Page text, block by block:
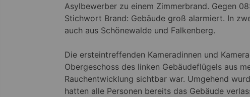
Asylbewerber zu einem Zimmerbrand. Gegen
Stichwort Brand: Gebäude groß alarmiert. In
auch aus Schönewalde und Falkenberg.
Die ersteintreffenden Kameradinnen und
Obergeschoss des linken Gebäudeflügels aus
Rauchentwicklung sichtbar war. Umgehend
hatten alle Personen bereits das Gebäude